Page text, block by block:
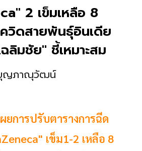
2 เข็มเหลือ 8
วิดสายพันธุ์อินเดีย
ลิมชัย" ชี้เหมาะสม
บุญภาณุวัฒน์
ยการปรับตารางการฉีด
เข็ม1-2 เหลือ 8